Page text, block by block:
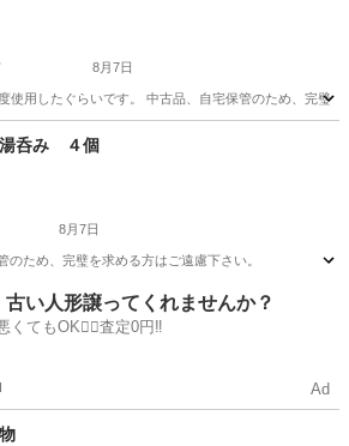
8月7日
用したぐらいです。 中古品、自宅保管のため、完璧を
セット
呑み ４個
8月7日
ため、完璧を求める方はご遠慮下さい。
駅 生活雑貨 湯呑み
古い人形譲ってくれませんか？
くてもOK🙆‍♀️査定0円‼️
Ad